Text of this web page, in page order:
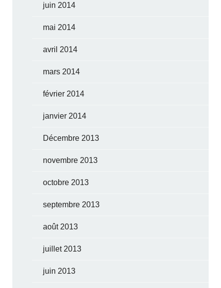
juin 2014
mai 2014
avril 2014
mars 2014
février 2014
janvier 2014
Décembre 2013
novembre 2013
octobre 2013
septembre 2013
août 2013
juillet 2013
juin 2013